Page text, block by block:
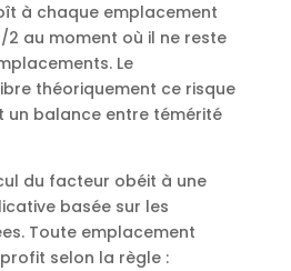
à chaque emplacement
2 au moment où il ne reste
Le
théoriquement ce risque
un balance entre témérité
du facteur obéit à une
basée sur les
Toute emplacement
selon la règle :